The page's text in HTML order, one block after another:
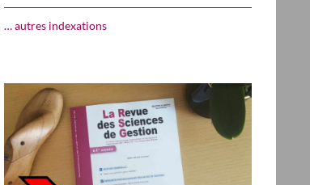
… autres indexations